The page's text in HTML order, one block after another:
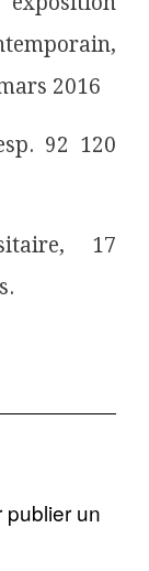
2016
92 120
17
publier un